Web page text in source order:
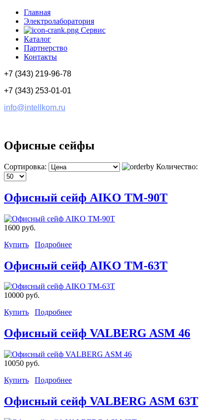
Главная
Электролаборатория
Сервис
Каталог
Партнерство
Контакты
+7 (343) 219-96-78
+7 (343) 253-01-01
info@intellkom.ru
Офисные сейфы
Сортировка: Количество:
Офисный сейф AIKO TM-90T
1600 руб.
Купить
Подробнее
Офисный сейф AIKO TM-63T
10000 руб.
Купить
Подробнее
Офисный сейф VALBERG ASM 46
10050 руб.
Купить
Подробнее
Офисный сейф VALBERG ASM 63T